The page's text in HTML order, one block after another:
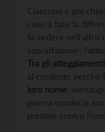
Ciascuno è poi
cose a fare la
fa vedere nell’altro
sopraffazione;
Tra gli
al credente perché
loro nome:
guerra comincia
puntate contro